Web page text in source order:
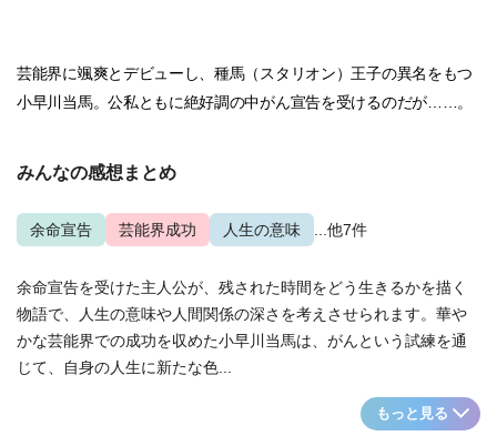
芸能界に颯爽とデビューし、種馬（スタリオン）王子の異名をもつ
小早川当馬。公私ともに絶好調の中がん宣告を受けるのだが……。
みんなの感想まとめ
余命宣告 芸能界成功 人生の意味 ...他7件
余命宣告を受けた主人公が、残された時間をどう生きるかを描く
物語で、人生の意味や人間関係の深さを考えさせられます。華や
かな芸能界での成功を収めた小早川当馬は、がんという試練を通
じて、自身の人生に新たな色...
もっと見る